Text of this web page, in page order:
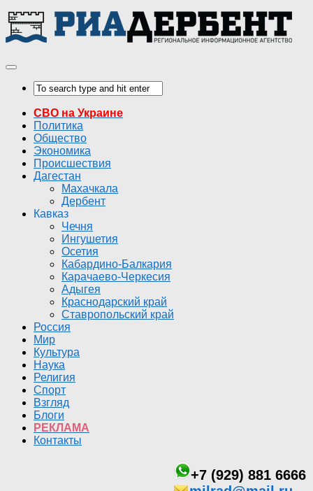
СВО на Украине
Политика
Общество
Экономика
Происшествия
Дагестан
Махачкала
Дербент
Кавказ
Чечня
Ингушетия
Осетия
Кабардино-Балкария
Карачаево-Черкесия
Адыгея
Краснодарский край
Ставропольский край
Россия
Мир
Культура
Наука
Религия
Спорт
Взгляд
Блоги
РЕКЛАМА
Контакты
+7 (929) 881 6666